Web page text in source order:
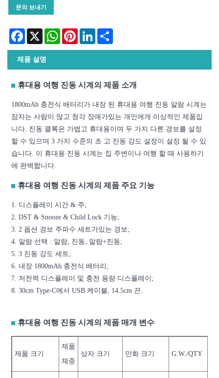
문의 보내기
Facebook
X WhatsAppPinterestLinkedIn
제품 설명
휴대용 여행 진동 시계의 제품 소개
1800mAh 충전식 배터리가 내장 된 휴대용 여행 진동 알람 시계는
잠자는 사람이 많고 청각 장애가있는 개인에게 이상적인 제품입
니다. 진동 클록은 가볍고 휴대용이며 두 가지 다른 경보를 설정
할 수 있으며 3 가지 수준의 초 고 진동 강도 설정이 설정 될 수 있
습니다. 이 휴대용 진동 시계는 집 주변이나 여행 할 때 사용하기
에 완벽합니다.
휴대용 여행 진동 시계의 제품 주요 기능
1. 디스플레이 시간 & 주;
2. DST & Snooze & Child Lock 기능;
3. 2 옵션 경보 주파수 세트가있는 경보;
4. 알람 선택 : 알람, 진동, 알람+진동;
5. 3 진동 강도 세트;
6. 내장 1800mAh 충전식 배터리;
7. 저전력 디스플레이 및 충전 용량 디스플레이;
8. 30cm Type-C에서 USB 케이블, 14.5cm 끈.
휴대용 여행 진동 시계의 제품 매개 변수
제품 크기
제품
체중
상자 크기 만화 크기 G.W./QTY